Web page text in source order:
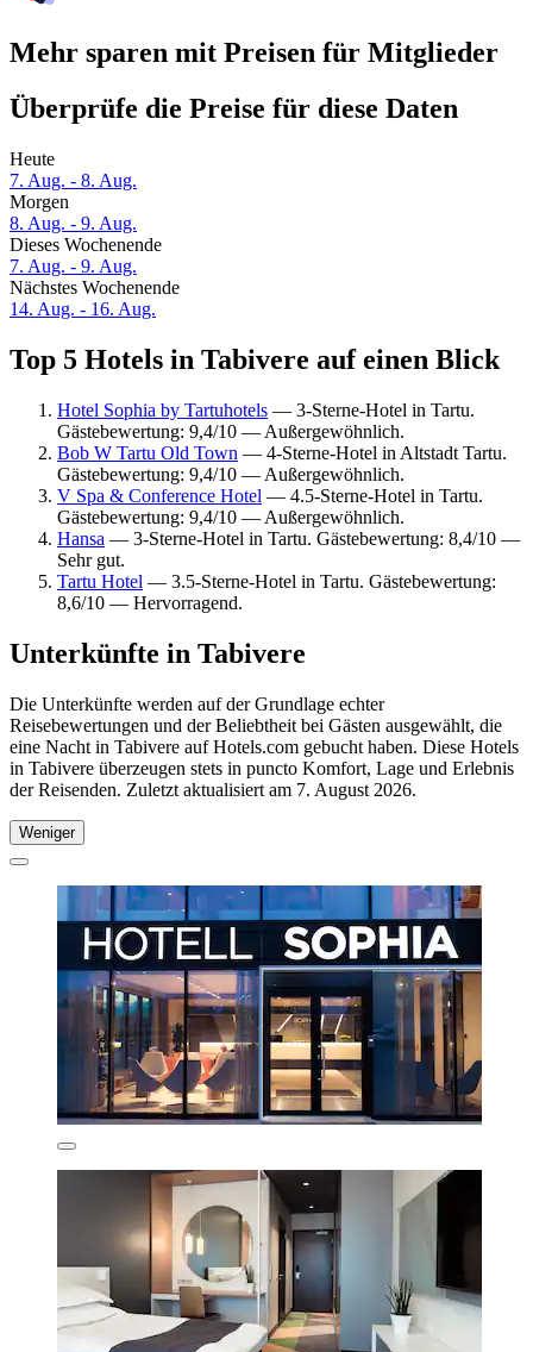
Mehr sparen mit Preisen für Mitglieder
Überprüfe die Preise für diese Daten
Heute
7. Aug. - 8. Aug.
Morgen
8. Aug. - 9. Aug.
Dieses Wochenende
7. Aug. - 9. Aug.
Nächstes Wochenende
14. Aug. - 16. Aug.
Top 5 Hotels in Tabivere auf einen Blick
Hotel Sophia by Tartuhotels — 3-Sterne-Hotel in Tartu.
Gästebewertung: 9,4/10 — Außergewöhnlich.
Bob W Tartu Old Town — 4-Sterne-Hotel in Altstadt Tartu.
Gästebewertung: 9,4/10 — Außergewöhnlich.
V Spa & Conference Hotel — 4.5-Sterne-Hotel in Tartu.
Gästebewertung: 9,4/10 — Außergewöhnlich.
Hansa — 3-Sterne-Hotel in Tartu. Gästebewertung: 8,4/10 —
Sehr gut.
Tartu Hotel — 3.5-Sterne-Hotel in Tartu. Gästebewertung:
8,6/10 — Hervorragend.
Unterkünfte in Tabivere
Die Unterkünfte werden auf der Grundlage echter
Reisebewertungen und der Beliebtheit bei Gästen ausgewählt, die
eine Nacht in Tabivere auf Hotels.com gebucht haben. Diese Hotels
in Tabivere überzeugen stets in puncto Komfort, Lage und Erlebnis
der Reisenden. Zuletzt aktualisiert am 7. August 2026.
Weniger